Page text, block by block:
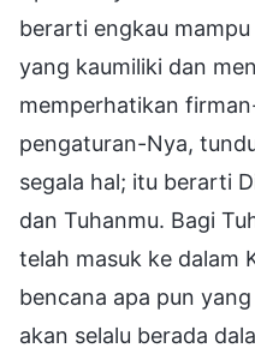
berarti engkau
yang kaumiliki dan
memperhatikan
pengaturan-Nya,
segala hal; itu berarti
dan Tuhanmu. Bagi
telah masuk ke dalam
bencana apa pun
akan selalu berada